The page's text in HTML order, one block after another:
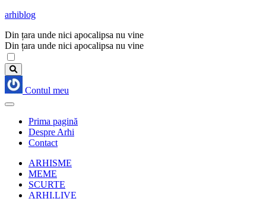
arhiblog
Din țara unde nici apocalipsa nu vine
Din țara unde nici apocalipsa nu vine
Contul meu
Prima pagină
Despre Arhi
Contact
ARHISME
MEME
SCURTE
ARHI.LIVE